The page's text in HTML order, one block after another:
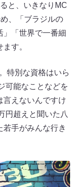
と、いきなりMC
、「ブラジルの
」「世界で一番細
す。
特別な資格はいら
可能なことなどを
言えないんですけ
円超えと聞いた八
手がみんな行き